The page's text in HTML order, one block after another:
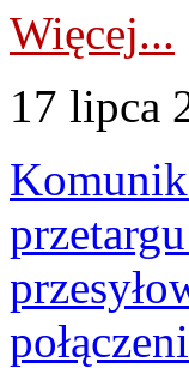
Więcej...
17 lipca